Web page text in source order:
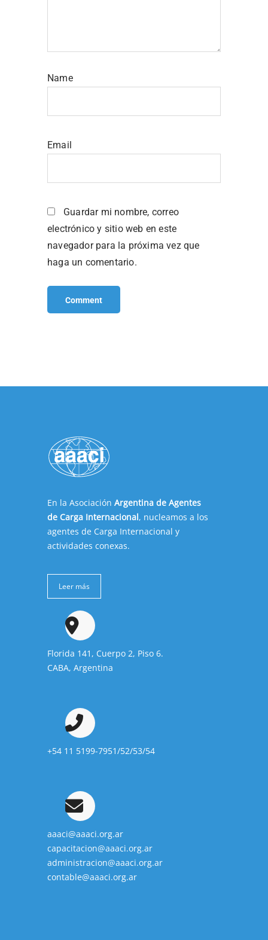
Name
Email
Guardar mi nombre, correo
electrónico y sitio web en este
navegador para la próxima vez que
haga un comentario.
En la Asociación Argentina de Agentes
de Carga Internacional, nucleamos a los
agentes de Carga Internacional y
actividades conexas.
Leer más
Florida 141, Cuerpo 2, Piso 6.
CABA, Argentina
+54 11 5199-7951/52/53/54
aaaci@aaaci.org.ar
capacitacion@aaaci.org.ar
administracion@aaaci.org.ar
contable@aaaci.org.ar